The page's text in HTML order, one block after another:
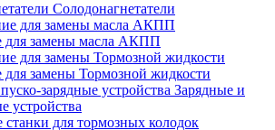
Солодонагнетатели
для замены масла АКПП
для замены Тормозной жидкости
Зарядные и
устройства